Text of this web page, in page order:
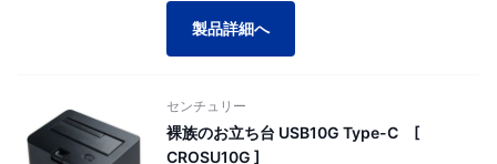
製品詳細へ
センチュリー
裸族のお立ち台 USB10G Type-C [
CROSU10G ]